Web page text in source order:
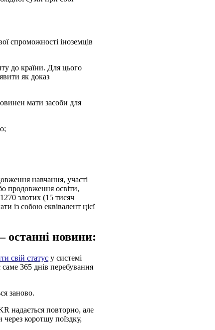
спроможності іноземців
до країни. Для цього
як доказ
мати засоби для
навчання, участі
продовження освіти,
злотих (15 тисяч
із собою еквівалент цієї
останні новини:
свій статус у системі
365 днів перебування
заново.
надається повторно, але
коротшу поїздку,